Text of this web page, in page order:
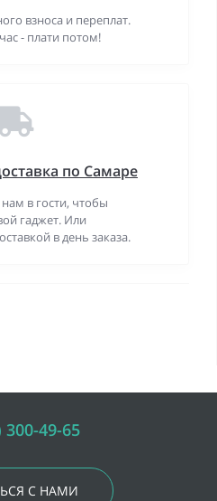
взноса и переплат.
- плати потом!
по Самаре
в гости, чтобы
гаджет. Или
в день заказа.
300-49-65
С НАМИ